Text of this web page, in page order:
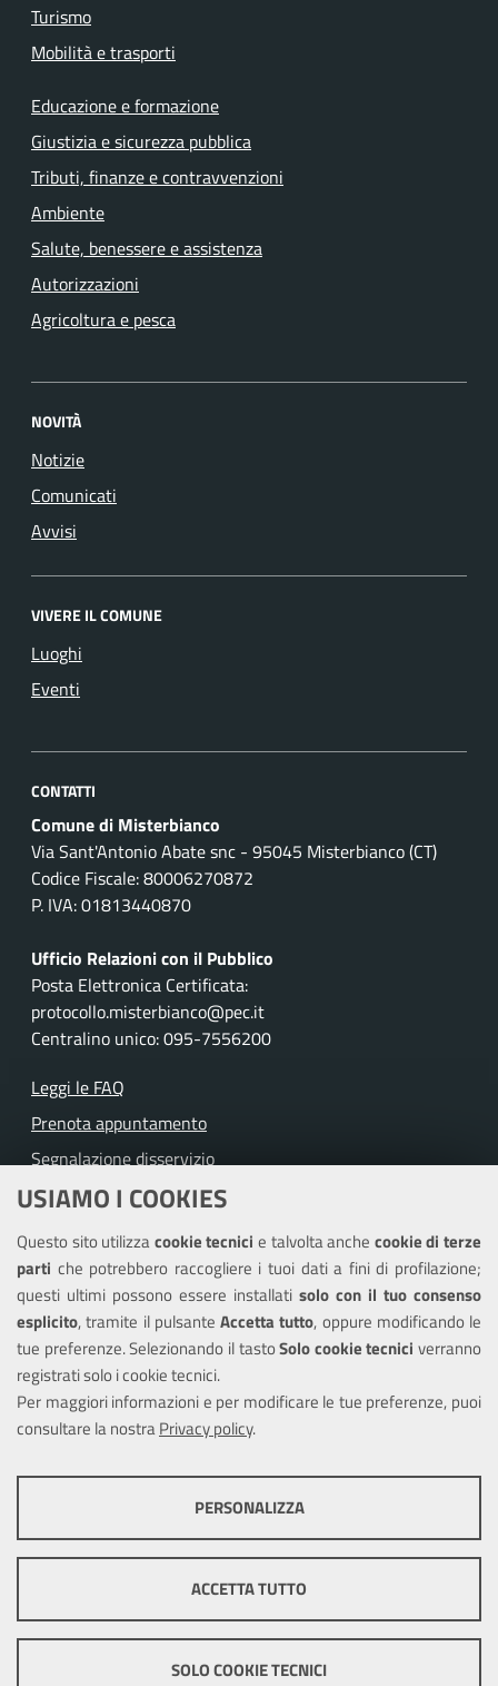
USIAMO I COOKIES
Questo sito utilizzacookie tecnicie talvolta anche cookie di terze
parti che potrebbero raccogliere i tuoi dati a fini di profilazione;
questi ultimi possono essere installati solo con il tuo consenso
esplicito, tramite il pulsante Accetta tutto, oppure modificando le
tue preferenze. Selezionando il tastoSolo cookie tecnici verranno
registrati solo i cookie tecnici.
Per maggiori informazioni e per modificare le tue preferenze, puoi
consultare la nostraPrivacy policy.
ottimale per ogni utente. Essi non raccolgono i tuoi dati e le tue
informazioni di navigazione per scopi di marketing e profilazione, e
pertanto possono essere utilizzati senza bisogno di acquisire il tuo
PERSONALIZZA
ACCETTA TUTTO
SOLO COOKIE TECNICI
Turismo
Mobilità e trasporti
Educazione e formazione
Giustizia e sicurezza pubblica
Tributi, finanze e contravvenzioni
Ambiente
Salute, benessere e assistenza
Autorizzazioni
Agricoltura e pesca
NOVITÀ
Notizie
Comunicati
Avvisi
VIVERE IL COMUNE
Luoghi
Eventi
CONTATTI
Comune di Misterbianco
Via Sant'Antonio Abate snc - 95045 Misterbianco (CT)
Codice Fiscale: 80006270872
P. IVA: 01813440870
Ufficio Relazioni con il Pubblico
Posta Elettronica Certificata:
protocollo.misterbianco@pec.it
Centralino unico: 095-7556200
Leggi le FAQ
Prenota appuntamento
Segnalazione disservizio
Richiesta assistenza
Amministrazione trasparente
Informativa privacy
Note legali
Piano di miglioramento del sito
Dichiarazione di accessibilità
Mappa del sito
Cookie